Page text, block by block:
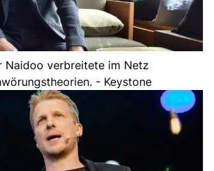
Naidoo verbreitete im Netz
- Keystone